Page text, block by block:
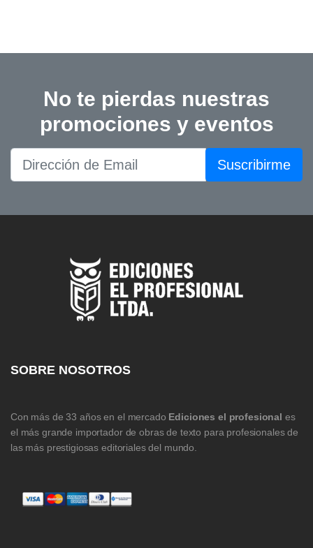
No te pierdas nuestras
promociones y eventos
Suscribirme
SOBRE NOSOTROS
Con más de 33 años en el mercado Ediciones el profesional es
el más grande importador de obras de texto para profesionales de
las más prestigiosas editoriales del mundo.